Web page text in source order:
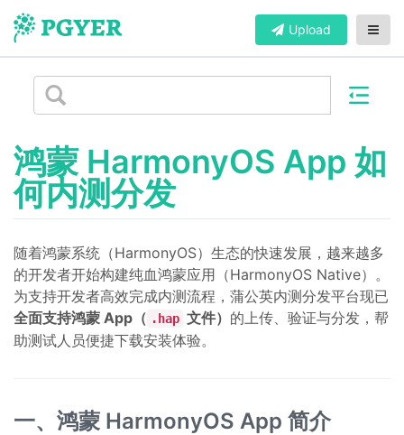
Upload
鸿蒙 HarmonyOS App 如
何内测分发
随着鸿蒙系统（HarmonyOS）生态的快速发展，越来越多
的开发者开始构建纯血鸿蒙应用（HarmonyOS Native）。
为支持开发者高效完成内测流程，蒲公英内测分发平台现已
全面支持鸿蒙 App（ .hap 文件） 的上传、验证与分发，帮
助测试人员便捷下载安装体验。
一、鸿蒙 HarmonyOS App 简介